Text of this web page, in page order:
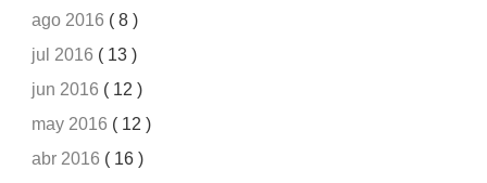
ago 2016 ( 8 )
jul 2016 ( 13 )
jun 2016 ( 12 )
may 2016 ( 12 )
abr 2016 ( 16 )